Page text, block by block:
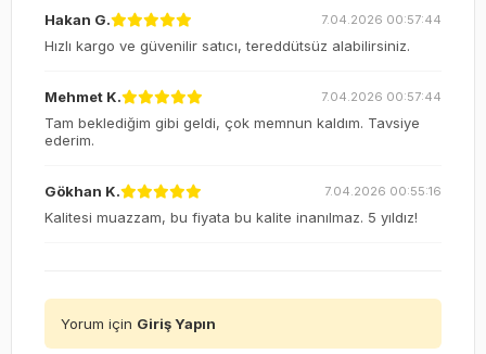
Hakan G. 7.04.2026 00:57:44
Hızlı kargo ve güvenilir satıcı, tereddütsüz alabilirsiniz.
Mehmet K. 7.04.2026 00:57:44
Tam beklediğim gibi geldi, çok memnun kaldım. Tavsiye
ederim.
Gökhan K. 7.04.2026 00:55:16
Kalitesi muazzam, bu fiyata bu kalite inanılmaz. 5 yıldız!
Yorum için Giriş Yapın